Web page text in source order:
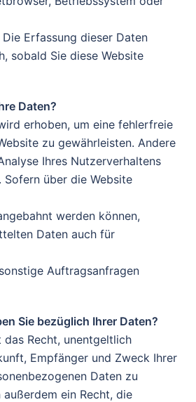
Erfassung dieser Daten
sobald Sie diese Website
Daten?
erhoben, um eine fehlerfreie
zu gewährleisten. Andere
Ihres Nutzerverhaltens
über die Website
werden können,
Daten auch für
Auftragsanfragen
Sie bezüglich Ihrer Daten?
das Recht, unentgeltlich
Empfänger und Zweck Ihrer
Daten zu
ein Recht, die